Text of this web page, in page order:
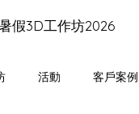
假3D工作坊2026
活動 客戶案例